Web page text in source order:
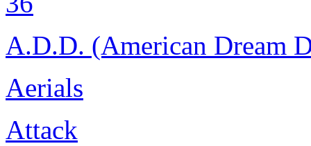
A.D.D. (American Dream
Aerials
Attack